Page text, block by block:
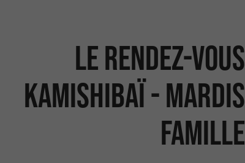
Le rendez-vous
Kamishibaï - Mardis
Famille